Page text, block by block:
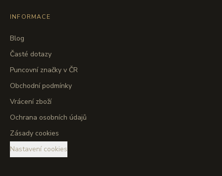
INFORMACE
Blog
Časté dotazy
Puncovní značky v ČR
Obchodní podmínky
Vrácení zboží
Ochrana osobních údajů
Zásady cookies
Nastavení cookies